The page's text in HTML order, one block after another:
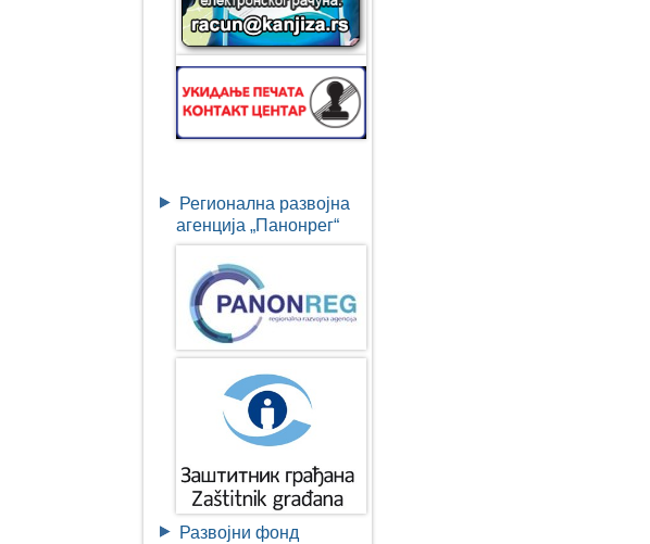
Регионална развојна
агенција „Панонрег“
Развојни фонд